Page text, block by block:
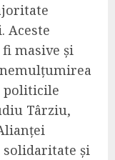
Aceste
masive și
politicile
Târziu,
solidaritate și